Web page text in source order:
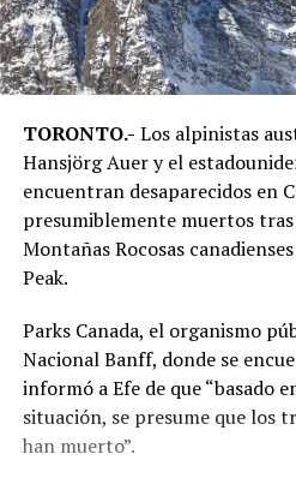
TORONTO.- Los alpinistas
Hansjörg Auer y el
encuentran desaparecidos en
presumiblemente muertos tras
Montañas Rocosas
Peak.
Parks Canada, el organismo
Nacional Banff, donde se
informó a Efe de que “basado
situación, se presume que los
han muerto”.